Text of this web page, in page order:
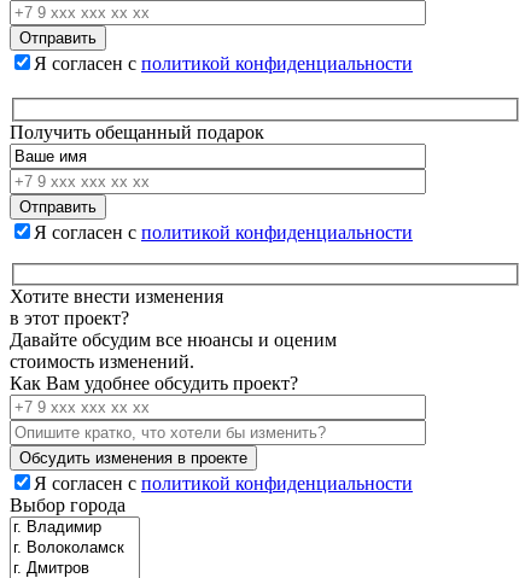
Я согласен с политикой конфиденциальности
Получить обещанный подарок
Я согласен с политикой конфиденциальности
Хотите внести изменения
в этот проект?
Давайте обсудим все нюансы и оценим
стоимость изменений.
Как Вам удобнее обсудить проект?
Я согласен с политикой конфиденциальности
Выбор города